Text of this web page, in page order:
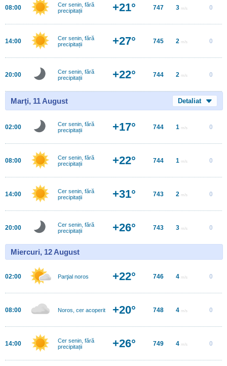
08:00
Cer senin, fără
precipitații
+21° 747 3 m/s 0
14:00
Cer senin, fără
precipitații
+27° 745 2 m/s 0
20:00
Cer senin, fără
precipitații
+22° 744 2 m/s 0
Marţi, 11 August Detaliat
02:00
Cer senin, fără
precipitații
+17° 744 1 m/s 0
08:00
Cer senin, fără
precipitații
+22° 744 1 m/s 0
14:00
Cer senin, fără
precipitații
+31° 743 2 m/s 0
20:00
Cer senin, fără
precipitații
+26° 743 3 m/s 0
Miercuri, 12 August
02:00 Parţial noros +22° 746 4 m/s 0
08:00 Noros, cer acoperit +20° 748 4 m/s 0
14:00
Cer senin, fără
precipitații
+26° 749 4 m/s 0